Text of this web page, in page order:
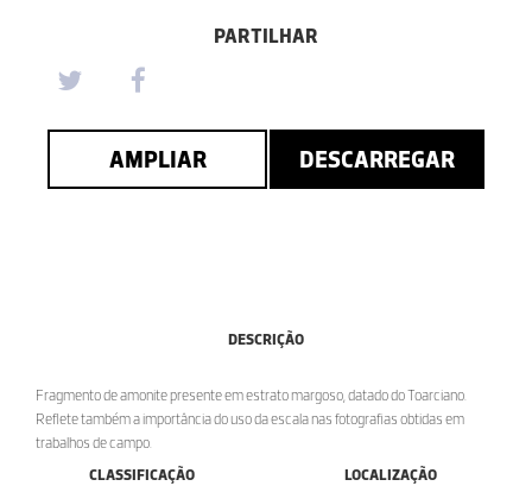
PARTILHAR
AMPLIAR DESCARREGAR
DESCRIÇÃO
Fragmento de amonite presente em estrato margoso, datado do Toarciano.
Reflete também a importância do uso da escala nas fotografias obtidas em
trabalhos de campo.
CLASSIFICAÇÃO
LOCALIZAÇÃO